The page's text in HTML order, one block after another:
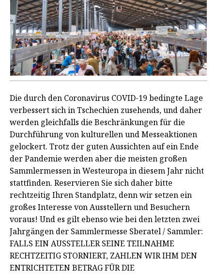
Die durch den Coronavirus COVID-19 bedingte Lage
verbessert sich in Tschechien zusehends, und daher
werden gleichfalls die Beschränkungen für die
Durchführung von kulturellen und Messeaktionen
gelockert. Trotz der guten Aussichten auf ein Ende
der Pandemie werden aber die meisten großen
Sammlermessen in Westeuropa in diesem Jahr nicht
stattfinden. Reservieren Sie sich daher bitte
rechtzeitig Ihren Standplatz, denn wir setzen ein
großes Interesse von Ausstellern und Besuchern
voraus! Und es gilt ebenso wie bei den letzten zwei
Jahrgängen der Sammlermesse Sberatel / Sammler:
FALLS EIN AUSSTELLER SEINE TEILNAHME
RECHTZEITIG STORNIERT, ZAHLEN WIR IHM DEN
ENTRICHTETEN BETRAG FÜR DIE